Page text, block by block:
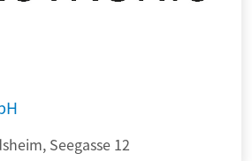
Seegasse 12